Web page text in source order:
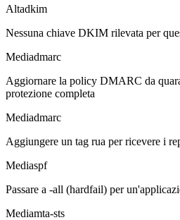
Altadkim
Nessuna chiave DKIM rilevata per
Mediadmarc
Aggiornare la policy DMARC da
protezione completa
Mediadmarc
Aggiungere un tag rua per ricevere i
Mediaspf
Passare a -all (hardfail) per
Mediamta-sts